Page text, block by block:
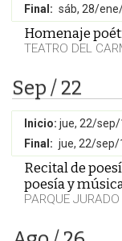
Final: sáb, 28/
Homenaje
TEATRO DEL
Sep / 22
Inicio: jue, 22/sep/
Final: jue, 22/sep/
Recital de
poesía y
PARQUE